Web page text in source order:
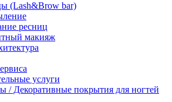
(Lash&Brow bar)
ресниц
макияж
услуги
/ Декоративные покрытия для ногтей